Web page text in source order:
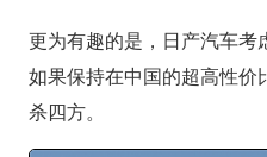
更为有趣的是，日产汽车考
如果保持在中国的超高性价
杀四方。